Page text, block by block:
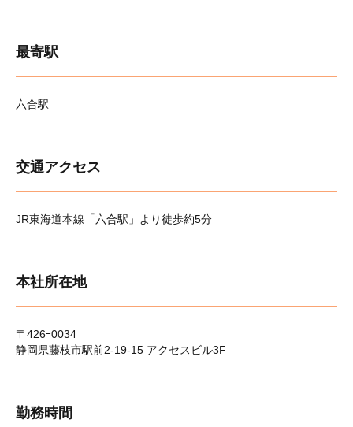
最寄駅
六合駅
交通アクセス
JR東海道本線「六合駅」より徒歩約5分
本社所在地
〒426ｰ0034
静岡県藤枝市駅前2-19-15 アクセスビル3F
勤務時間